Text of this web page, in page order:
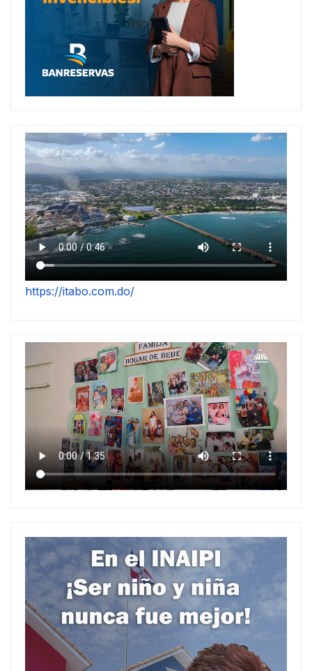
https://itabo.com.do/